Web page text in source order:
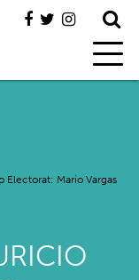
Electorat: Mario Vargas